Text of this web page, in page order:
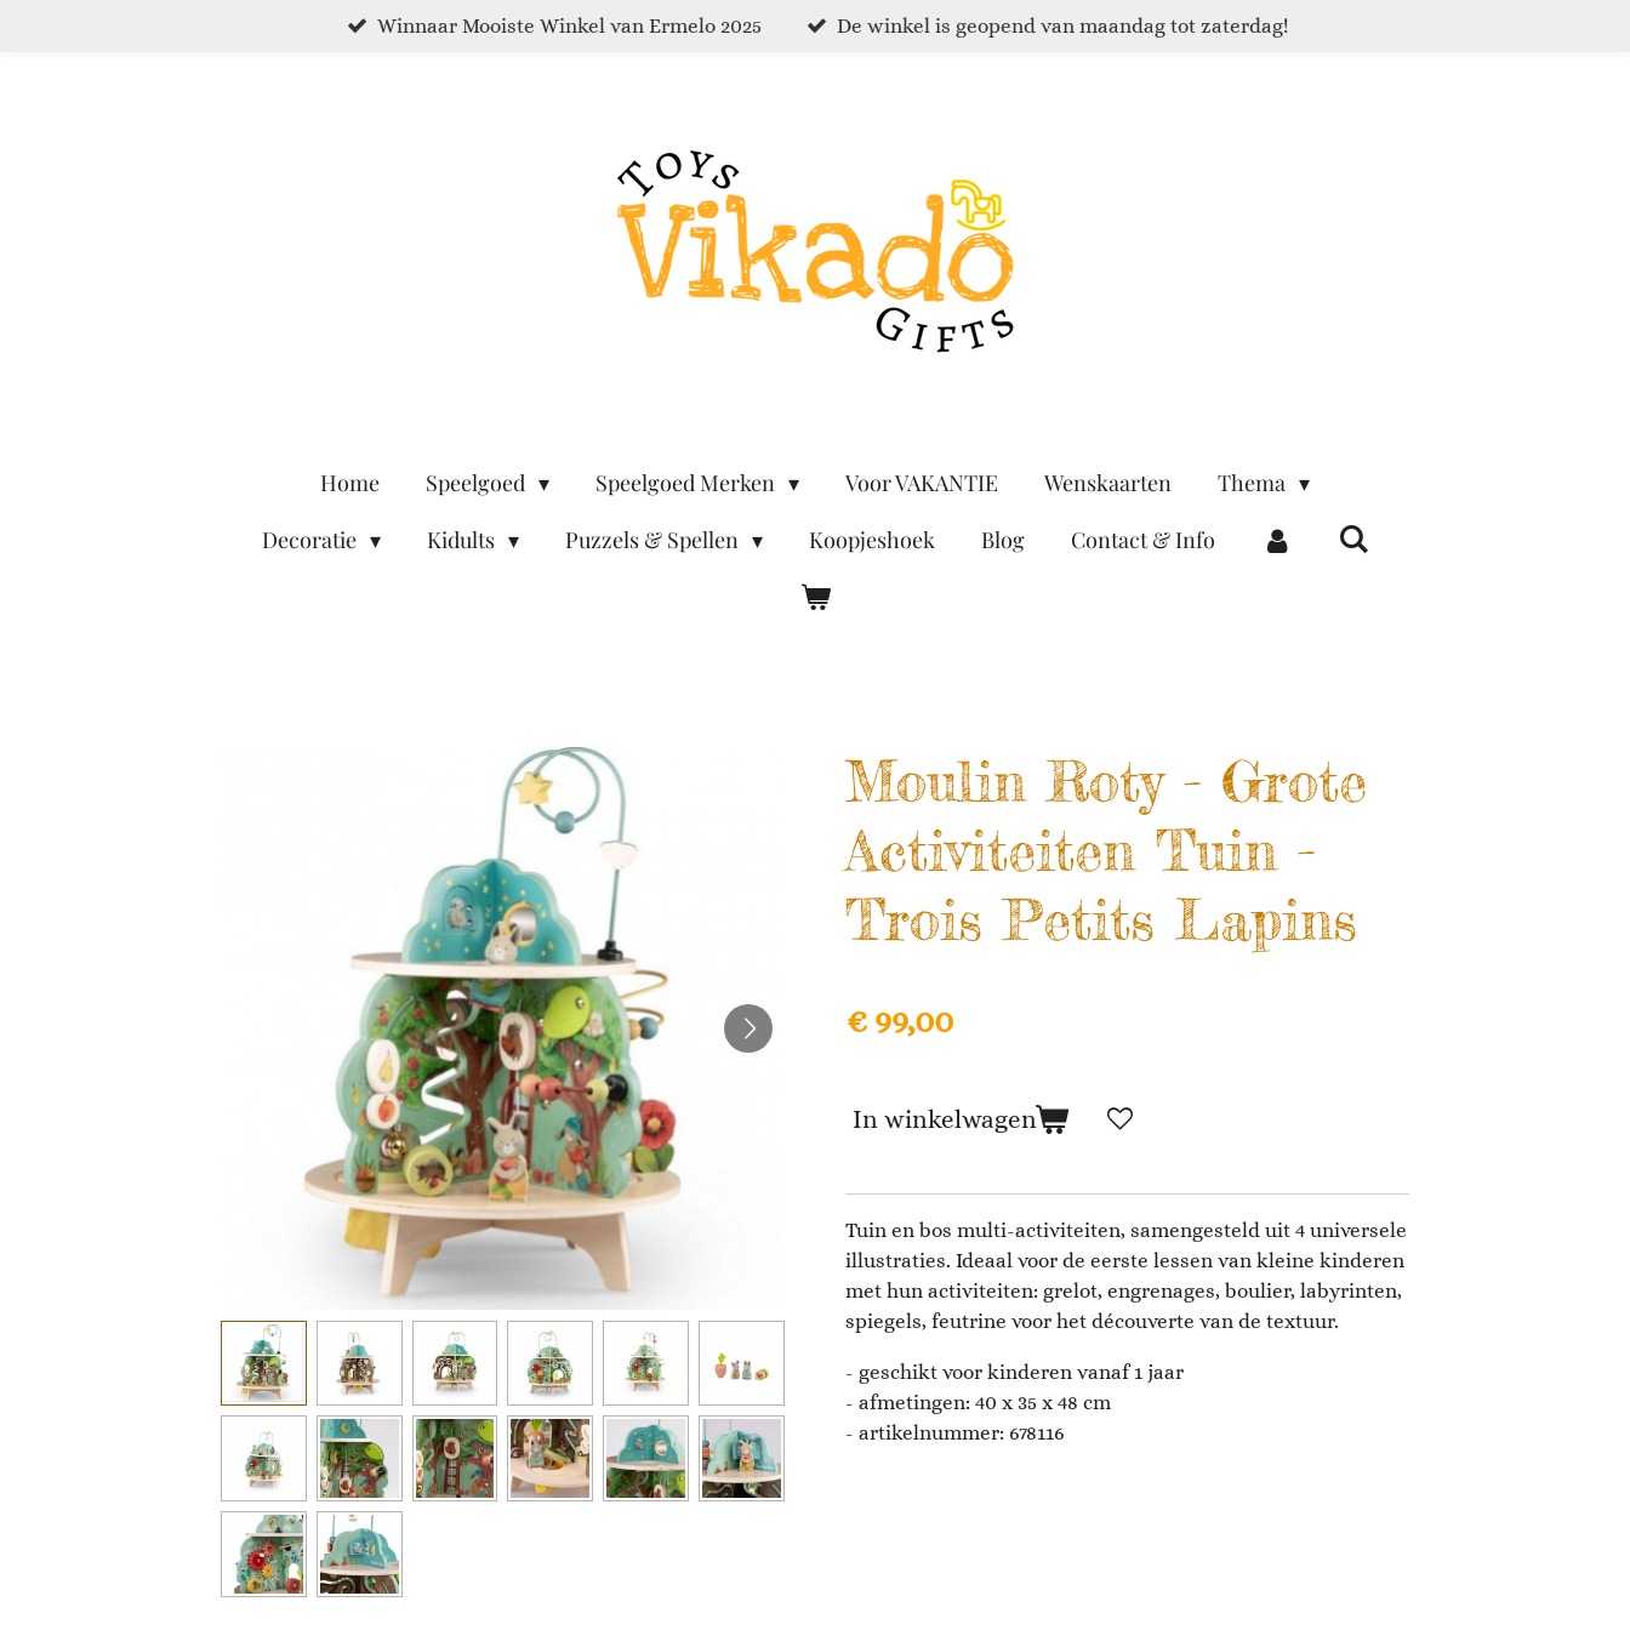
Winnaar Mooiste Winkel van Ermelo 2025 De winkel is geopend van maandag tot zaterdag!
Home Speelgoed Speelgoed Merken Voor VAKANTIE Wenskaarten
Thema
Decoratie
Kidults Puzzels & Spellen Koopjeshoek Blog Contact & Info
Moulin Roty - Grote
Activiteiten Tuin -
Trois Petits Lapins
€ 99,00
In winkelwagen
Tuin en bos multi-activiteiten, samengesteld uit 4 universele
illustraties. Ideaal voor de eerste lessen van kleine kinderen
met hun activiteiten: grelot, engrenages, boulier, labyrinten,
spiegels, feutrine voor het découverte van de textuur.
- geschikt voor kinderen vanaf 1 jaar
- afmetingen: 40 x 35 x 48 cm
- artikelnummer: 678116